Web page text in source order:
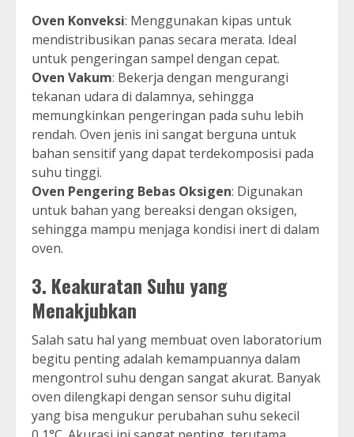
Oven Konveksi: Menggunakan kipas untuk
mendistribusikan panas secara merata. Ideal
untuk pengeringan sampel dengan cepat.
Oven Vakum: Bekerja dengan mengurangi
tekanan udara di dalamnya, sehingga
memungkinkan pengeringan pada suhu lebih
rendah. Oven jenis ini sangat berguna untuk
bahan sensitif yang dapat terdekomposisi pada
suhu tinggi.
Oven Pengering Bebas Oksigen: Digunakan
untuk bahan yang bereaksi dengan oksigen,
sehingga mampu menjaga kondisi inert di dalam
oven.
3. Keakuratan Suhu yang
Menakjubkan
Salah satu hal yang membuat oven laboratorium
begitu penting adalah kemampuannya dalam
mengontrol suhu dengan sangat akurat. Banyak
oven dilengkapi dengan sensor suhu digital
yang bisa mengukur perubahan suhu sekecil